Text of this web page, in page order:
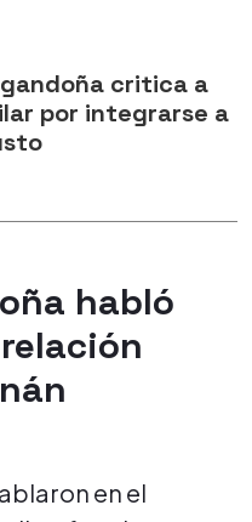
critica a
por integrarse a
habló
en el